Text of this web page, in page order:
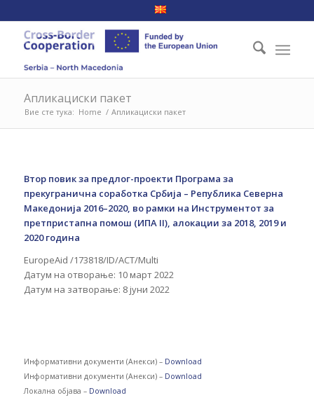
Апликациски пакет
Вие сте тука: Home / Апликациски пакет
Втор повик за предлог-проекти Програма за
прекугранична соработка Србија – Република Северна
Македонија 2016–2020, во рамки на Инструментот за
претпристапна помош (ИПА II), алокации за 2018, 2019 и
2020 година
EuropeAid /173818/ID/ACT/Multi
Датум на отворање: 10 март 2022
Датум на затворање: 8 јуни 2022
Информативни документи (Анекси) – Download
Информативни документи (Анекси) – Download
Локална објава – Download